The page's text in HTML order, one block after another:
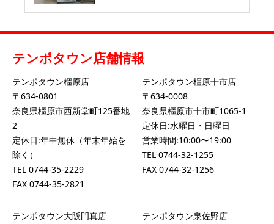
テンポタウン店舗情報
テンポタウン橿原店
〒634-0801
奈良県橿原市西新堂町125番地
2
定休日:年中無休（年末年始を
除く）
TEL 0744-35-2229
FAX 0744-35-2821
テンポタウン橿原十市店
〒634-0008
奈良県橿原市十市町1065-1
定休日:水曜日・日曜日
営業時間:10:00〜19:00
TEL 0744-32-1255
FAX 0744-32-1256
テンポタウン大阪門真店
テンポタウン泉佐野店